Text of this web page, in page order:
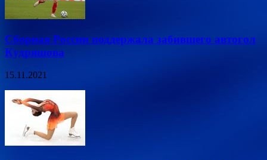
Сборная России поддержала забившего автогол
Кудряшова
15.11.2021